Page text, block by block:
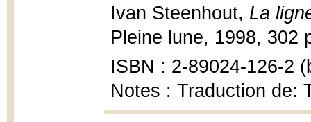
Ivan Steenhout, La
Pleine lune, 1998, 302
ISBN : 2-89024-126-2
Notes : Traduction de: